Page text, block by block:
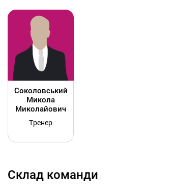
Соколовський
Микола
Миколайович
Тренер
Склад команди